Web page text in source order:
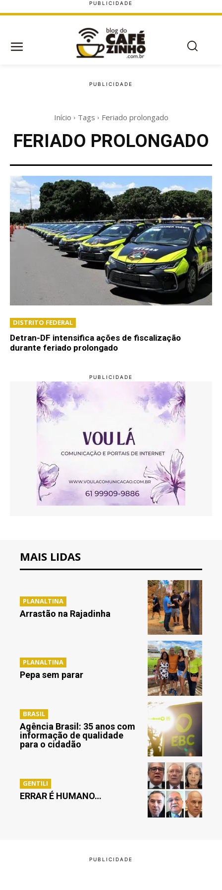
Início Tags Feriado prolongado
FERIADO PROLONGADO
DISTRITO FEDERAL
Detran-DF intensifica ações de fiscalização
durante feriado prolongado
MAIS LIDAS
PLANALTINA
Arrastão na Rajadinha
PLANALTINA
Pepa sem parar
BRASIL
Agência Brasil: 35 anos com
informação de qualidade
para o cidadão
GENTILI
ERRAR É HUMANO…